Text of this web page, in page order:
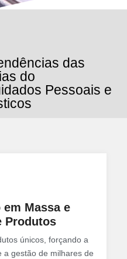
das
do
Pessoais e
Massa e
Produtos
únicos, forçando a
a gestão de milhares de